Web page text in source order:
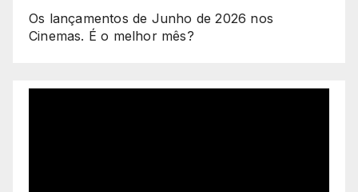
Os lançamentos de Junho de 2026 nos
Cinemas. É o melhor mês?